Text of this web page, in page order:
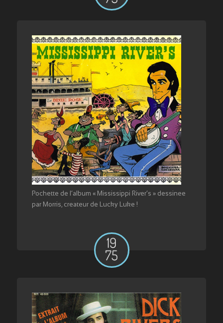
Pochette de l’album « Mississippi River’s » dessinee
par Morris, createur de Lucky Luke !